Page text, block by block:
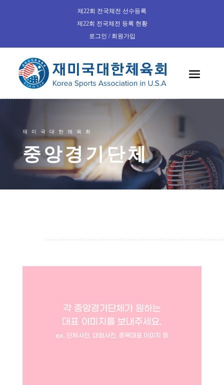
제22회 전국체전 선수등록
제22회 전국체전 등록 현황
로그인 / 회원가입
재미국대한체육회
중앙경기단체